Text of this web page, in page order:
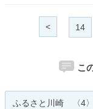
< 14
こ
ふるさと川崎 〈4〉